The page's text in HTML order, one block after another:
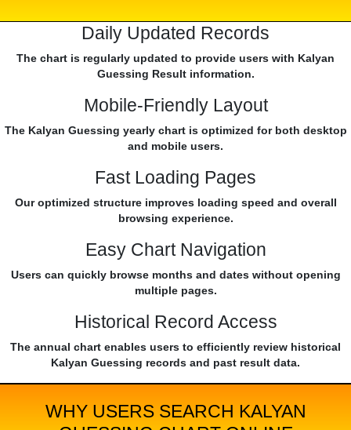
Daily Updated Records
The chart is regularly updated to provide users with Kalyan
Guessing Result information.
Mobile-Friendly Layout
The Kalyan Guessing yearly chart is optimized for both desktop
and mobile users.
Fast Loading Pages
Our optimized structure improves loading speed and overall
browsing experience.
Easy Chart Navigation
Users can quickly browse months and dates without opening
multiple pages.
Historical Record Access
The annual chart enables users to efficiently review historical
Kalyan Guessing records and past result data.
WHY USERS SEARCH KALYAN